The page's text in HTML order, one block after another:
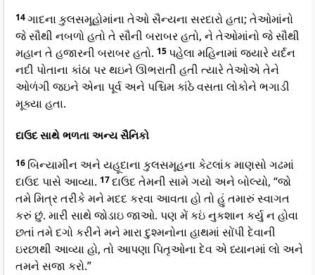
14ગાદના કુલસમૂહોમાંના તેઓ સૈન્યના સરદારો હતા; તેઓમાંનો
જે સૌથી નબળો હતો તે સૌની બરાબર હતો, ને તેઓમાંનો જે સૌથી
મહાન તે હજારની બરાબર હતો. 15પહેલા મહિનામાં જ્યારે યર્દન
નદી પોતાના કાંઠા પર થઇને ઊભરાતી હતી ત્યારે તેઓએ તેને
ઓળંગી જઇને એના પૂર્વ અને પશ્ચિમ કાંઠે વસતા લોકોને ભગાડી
મૂક્યા હતા.
દાઉદ સાથે ભળતા અન્ય સૈનિકો
16 બિન્યામીન અને યહૂદાના કુલસમૂહના કેટલાંક માણસો ગઢમાં
દાઉદ પાસે આવ્યા. 17દાઉદ તેમની સામે ગયો અને બોલ્યો, “જો
તમે મિત્ર તરીકે મને મદદ કરવા આવતા હો તો હું તમારું સ્વાગત
કરું છું. મારી સાથે જોડાઇ જાઓ. પણ મેં કઇં નુકશાન કર્યુ ન હોવા
છતાં તમે દગો કરીને મને મારા દુશ્મનોના હાથમાં સોંપી દેવાની
ઇરછાથી આવ્યા હો, તો આપણા પિતૃઓના દેવ એ ધ્યાનમાં લો અને
તમને સજા કરો.”